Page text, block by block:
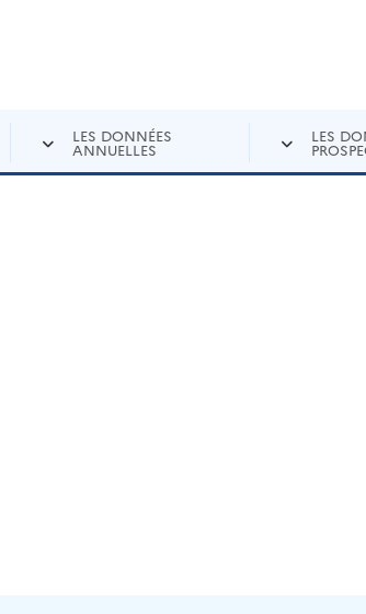
LES DONNÉES
ANNUELLES
LES